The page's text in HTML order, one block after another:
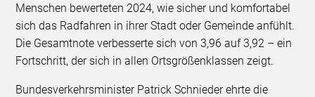
Menschen bewerteten 2024, wie sicher und komfortabel
sich das Radfahren in ihrer Stadt oder Gemeinde anfühlt.
Die Gesamtnote verbesserte sich von 3,96 auf 3,92 – ein
Fortschritt, der sich in allen Ortsgrößenklassen zeigt.
Bundesverkehrsminister Patrick Schnieder ehrte die